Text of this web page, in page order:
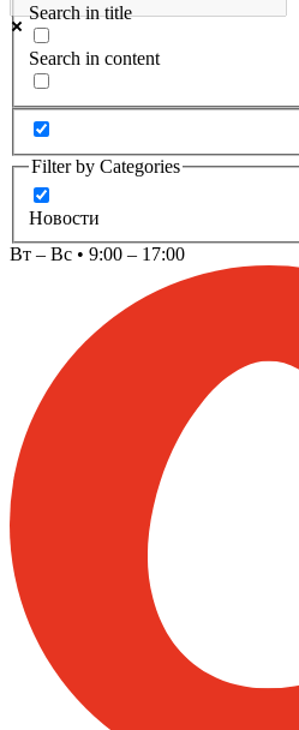
Search in title
Search in content
Filter by Categories
Новости
Вт – Вс • 9:00 – 17:00